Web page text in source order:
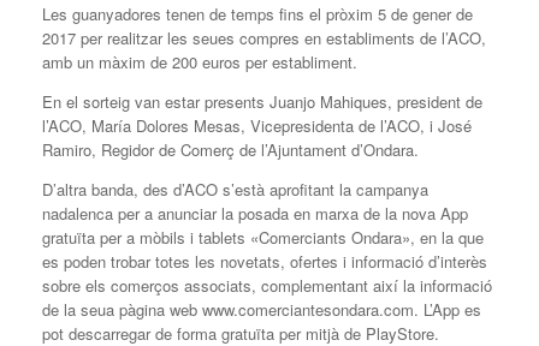
Les guanyadores tenen de temps fins el pròxim 5 de gener de
2017 per realitzar les seues compres en establiments de l’ACO,
amb un màxim de 200 euros per establiment.
En el sorteig van estar presents Juanjo Mahiques, president de
l’ACO, María Dolores Mesas, Vicepresidenta de l’ACO, i José
Ramiro, Regidor de Comerç de l’Ajuntament d’Ondara.
D’altra banda, des d’ACO s’està aprofitant la campanya
nadalenca per a anunciar la posada en marxa de la nova App
gratuïta per a mòbils i tablets «Comerciants Ondara», en la que
es poden trobar totes les novetats, ofertes i informació d’interès
sobre els comerços associats, complementant així la informació
de la seua pàgina web www.comerciantesondara.com. L’App es
pot descarregar de forma gratuïta per mitjà de PlayStore.